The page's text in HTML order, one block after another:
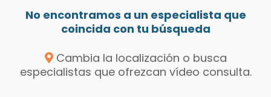
No encontramos a un especialista que
coincida con tu búsqueda
Cambia la localización o busca
especialistas que ofrezcan vídeo consulta.